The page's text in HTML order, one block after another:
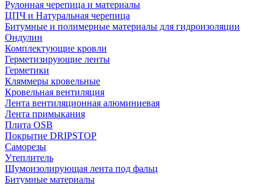
Рулонная черепица и материалы
ЦПЧ и Натуральная черепица
Битумные и полимерные материалы для гидроизоляции
Ондулин
Комплектующие кровли
Герметизирующие ленты
Герметики
Кляммеры кровельные
Кровельная вентиляция
Лента вентиляционная алюминиевая
Лента примыкания
Плита OSB
Покрытие DRIPSTOP
Саморезы
Утеплитель
Шумоизолирующая лента под фальц
Битумные материалы